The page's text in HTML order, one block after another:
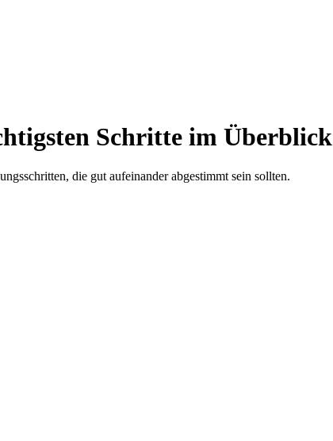
Schritte im Überblick
die gut aufeinander abgestimmt sein sollten.